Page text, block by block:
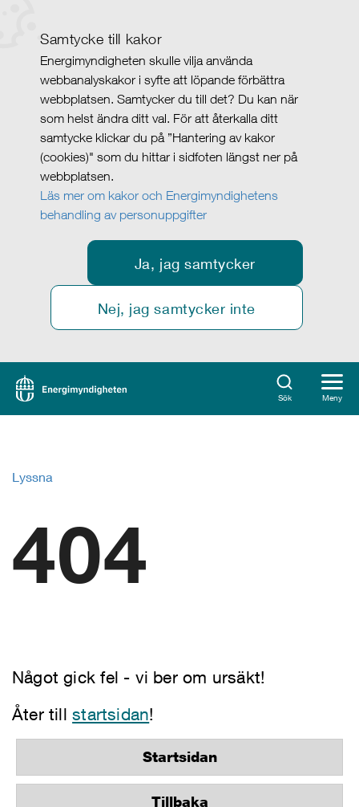
Samtycke till kakor
Energimyndigheten skulle vilja använda
webbanalyskakor i syfte att löpande förbättra
webbplatsen. Samtycker du till det? Du kan när
som helst ändra ditt val. För att återkalla ditt
samtycke klickar du på ”Hantering av kakor
(cookies)" som du hittar i sidfoten längst ner på
webbplatsen.
Läs mer om kakor och Energimyndighetens
behandling av personuppgifter
Ja, jag samtycker
Nej, jag samtycker inte
Sök Meny
Lyssna
404
Något gick fel - vi ber om ursäkt!
Åter tillstartsidan!
Startsidan
Tillbaka